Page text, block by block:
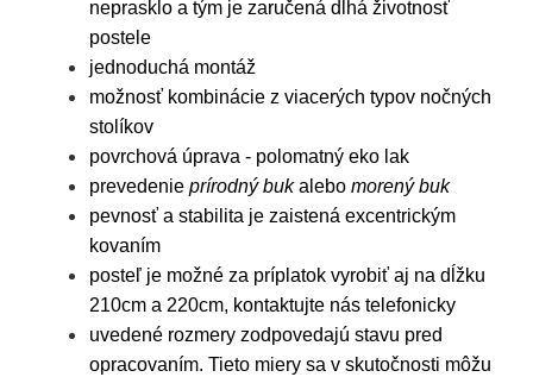
neprasklo a tým je zaručená dlhá životnosť
postele
jednoduchá montáž
možnosť kombinácie z viacerých typov nočných
stolíkov
povrchová úprava - polomatný eko lak
prevedenie prírodný bukalebo morený buk
pevnosť a stabilita je zaistená excentrickým
kovaním
posteľ je možné za príplatok vyrobiť aj na dĺžku
210cm a 220cm, kontaktujte nás telefonicky
uvedené rozmery zodpovedajú stavu pred
opracovaním. Tieto miery sa v skutočnosti môžu